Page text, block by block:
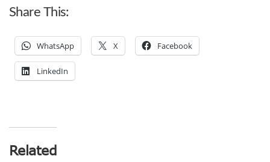
Share This:
WhatsApp X Facebook
LinkedIn
Related